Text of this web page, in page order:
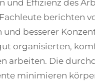
und Effizienz des
berichten
besserer
organisierten,
arbeiten. Die
minimieren